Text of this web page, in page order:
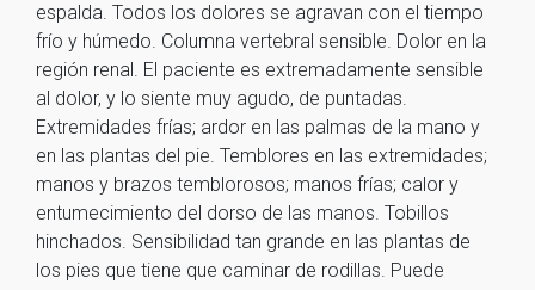
espalda. Todos los dolores se agravan con el tiempo
frío y húmedo. Columna vertebral sensible. Dolor en la
región renal. El paciente es extremadamente sensible
al dolor, y lo siente muy agudo, de puntadas.
Extremidades frías; ardor en las palmas de la mano y
en las plantas del pie. Temblores en las extremidades;
manos y brazos temblorosos; manos frías; calor y
entumecimiento del dorso de las manos. Tobillos
hinchados. Sensibilidad tan grande en las plantas de
los pies que tiene que caminar de rodillas. Puede